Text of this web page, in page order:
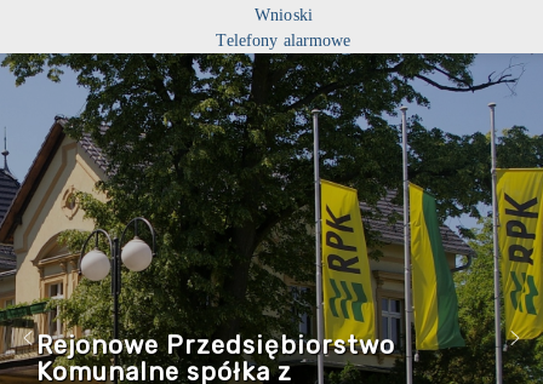
Wnioski
Telefony alarmowe
Rejonowe Przedsiębiorstwo
Komunalne spółka z